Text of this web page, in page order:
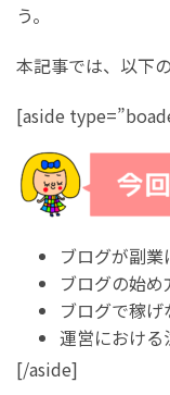
う。
本記事では、以下
[aside
ブログが副
ブログの始め
ブログで稼
運営における
[/aside]